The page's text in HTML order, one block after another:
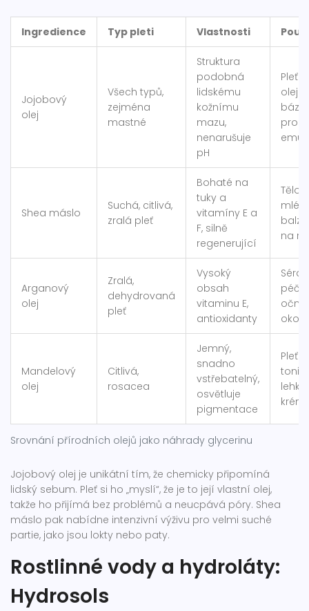
Srovnání přírodních olejů jako náhrady glycerinu
Ingredience Typ pleti Vlastnosti
Jojobový
olej
Všech typů,
zejména
mastné
Struktura
podobná
lidskému
kožnímu
mazu,
nenarušuje
pH
oleje,
báze
pro
Shea máslo
Suchá, citlivá,
zralá pleť
Bohaté na
tuky a
vitamíny E a
F, silně
regenerující
na rty
Arganový
olej
Zralá,
dehydrovaná
pleť
Vysoký
obsah
vitaminu E,
antioxidanty
Séra,
péče
oční
okolí
Mandelový
olej
Citlivá,
rosacea
Jemný,
snadno
vstřebatelný,
osvětluje
pigmentace
lehké
Jojobový olej je unikátní tím, že chemicky připomíná
lidský sebum. Pleť si ho „myslí“, že je to její vlastní olej,
takže ho přijímá bez problémů a neucpává póry. Shea
máslo pak nabídne intenzivní výživu pro velmi suché
partie, jako jsou lokty nebo paty.
Rostlinné vody a hydroláty:
Hydrosols